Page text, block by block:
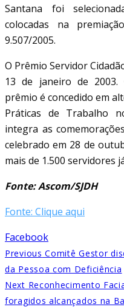
Santana foi
colocadas na
9.507/2005.
O Prêmio Servidor
13 de janeiro de 2003.
prêmio é concedido em
Práticas de Trabalho
integra as
celebrado em 28 de
mais de 1.500 servidores
Fonte: Ascom/SJDH
Fonte: Clique aqui
Facebook
Previous Comitê Gestor
da Pessoa com Deficiência
Next Reconhecimento
foragidos alcançados na